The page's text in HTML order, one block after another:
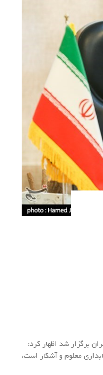
برگزار شد اظهار کرد:
معلوم و آشکار است،